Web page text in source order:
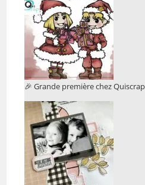
🎉 Grande première chez